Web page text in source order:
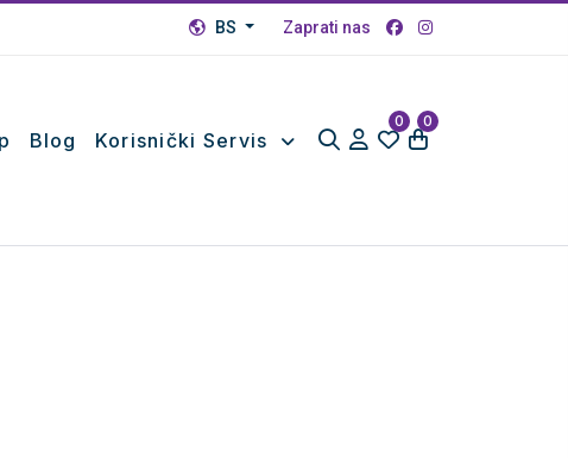
BS Zaprati nas
Blog Korisnički Servis
0 0